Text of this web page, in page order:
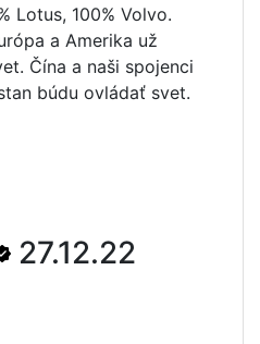
Lotus, 100% Volvo.
a Amerika už
Čína a naši spojenci
búdu ovládať svet.
27.12.22